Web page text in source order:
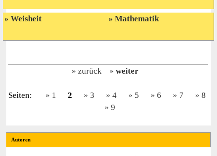
Weisheit Mathematik
zurück weiter
Seiten: 1 2 3 4 5 6 7
8
9
Autoren